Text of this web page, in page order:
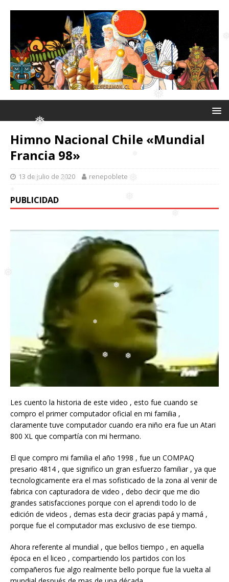
❅
❅
❅
❅
❅
❅
❅
❅
❅
❅
❅
❅
❅
❅
❅
❅
❅
Himno Nacional Chile «Mundial
Francia 98»
13 de julio de 2020 renepoblete
PUBLICIDAD
Les cuento la historia de este video , esto fue cuando se
compro el primer computador oficial en mi familia ,
claramente tuve computador cuando era niño era fue un Atari
800 XL que compartía con mi hermano.
El que compro mi familia el año 1998 , fue un COMPAQ
presario 4814 , que significo un gran esfuerzo familiar , ya que
tecnologicamente era el mas sofisticado de la zona al venir de
fabrica con capturadora de video , debo decir que me dio
grandes satisfacciones porque con el aprendi todo lo de
edición de videos , demas esta decir gracias papá y mamá ,
porque fue el computador mas exclusivo de ese tiempo.
Ahora referente al mundial , que bellos tiempo , en aquella
época en el liceo , compartiendo los partidos con los
compañeros fue algo realmente bello porque fue la vuelta al